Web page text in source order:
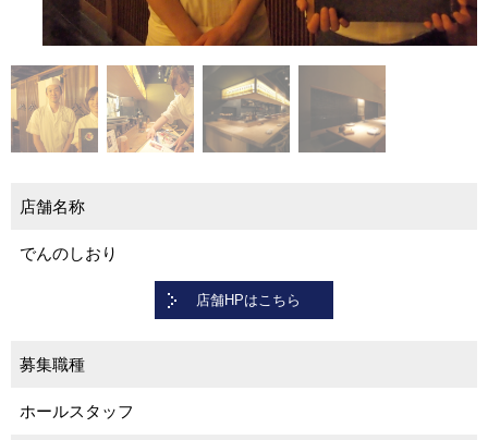
店舗名称
でんのしおり
店舗HPはこちら
募集職種
ホールスタッフ